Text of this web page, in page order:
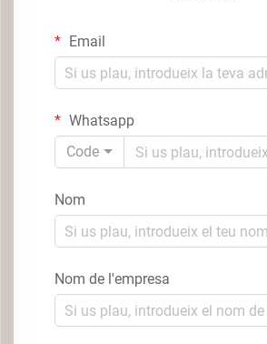
Email
Whatsapp
Code
Nom
Nom de l'empresa